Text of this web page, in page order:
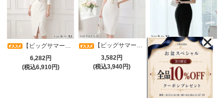
【ビッグサマーセール対象品】アシメカシュクール7分袖ワンピース(キャバドレス・CABARETDRESS)
6,282円
(税込6,910円)
【ビッグサマーセール対象品】タイトなボディラインが引き立つニットワンピース(キャバドレス・CABARETDRESS)
3,582円
(税込3,940円)
【ビッグサマーセール対象品】光沢シアースリーブが軽やかなカシュクールVネックドレープミディドレス(キャバドレス・CABARETDRESS)
5,382円
(税込5,920円)